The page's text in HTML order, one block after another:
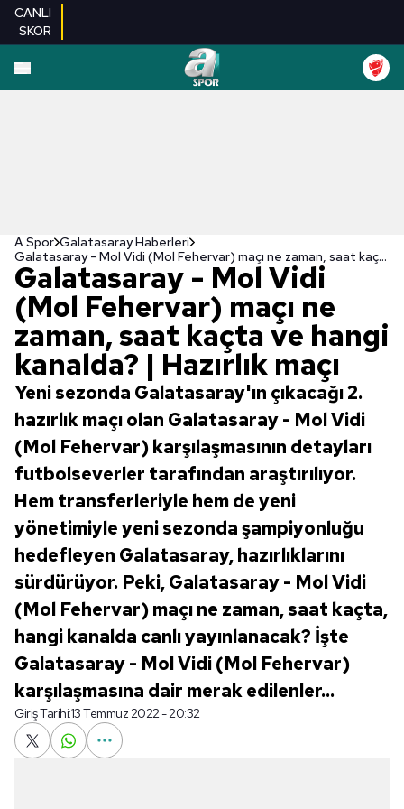
CANLI
SKOR
A Spor Galatasaray Haberleri
Galatasaray - Mol Vidi (Mol Fehervar) maçı ne zaman, saat kaçta ve hangi kanalda? | Hazırlık maçı
Galatasaray - Mol Vidi
(Mol Fehervar) maçı ne
zaman, saat kaçta ve hangi
kanalda? | Hazırlık maçı
Yeni sezonda Galatasaray'ın çıkacağı 2.
hazırlık maçı olan Galatasaray - Mol Vidi
(Mol Fehervar) karşılaşmasının detayları
futbolseverler tarafından araştırılıyor.
Hem transferleriyle hem de yeni
yönetimiyle yeni sezonda şampiyonluğu
hedefleyen Galatasaray, hazırlıklarını
sürdürüyor. Peki, Galatasaray - Mol Vidi
(Mol Fehervar) maçı ne zaman, saat kaçta,
hangi kanalda canlı yayınlanacak? İşte
Galatasaray - Mol Vidi (Mol Fehervar)
karşılaşmasına dair merak edilenler...
Giriş Tarihi:13 Temmuz 2022 - 20:32